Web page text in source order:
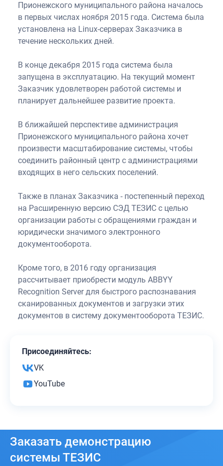
Прионежского муниципального района началось
в первых числах ноября 2015 года. Система была
установлена на Linux-серверах Заказчика в
течение нескольких дней.
В конце декабря 2015 года система была
запущена в эксплуатацию. На текущий момент
Заказчик удовлетворен работой системы и
планирует дальнейшее развитие проекта.
В ближайшей перспективе администрация
Прионежского муниципального района хочет
произвести масштабирование системы, чтобы
соединить районный центр с администрациями
входящих в него сельских поселений.
Также в планах Заказчика - постепенный переход
на Расширенную версию СЭД ТЕЗИС с целью
организации работы с обращениями граждан и
юридически значимого электронного
документооборота.
Кроме того, в 2016 году организация
рассчитывает приобрести модуль ABBYY
Recognition Server для быстрого распознавания
сканированных документов и загрузки этих
документов в систему документооборота ТЕЗИС.
Присоединяйтесь:
VK
YouTube
Заказать демонстрацию
системы ТЕЗИС